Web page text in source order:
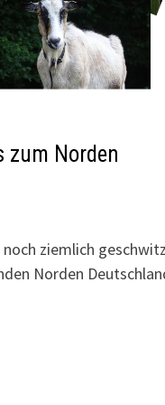
zum Norden
noch ziemlich
Norden